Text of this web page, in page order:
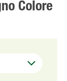
Colore